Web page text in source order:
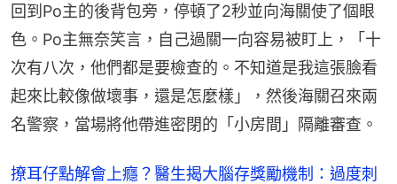
回到Po主的後背包旁，停頓了2秒並向海關使了個眼
色。Po主無奈笑言，自己過關一向容易被盯上，「十
次有八次，他們都是要檢查的。不知道是我這張臉看
起來比較像做壞事，還是怎麼樣」，然後海關召來兩
名警察，當場將他帶進密閉的「小房間」隔離審查。
撩耳仔點解會上癮？醫生揭大腦存獎勵機制：過度刺